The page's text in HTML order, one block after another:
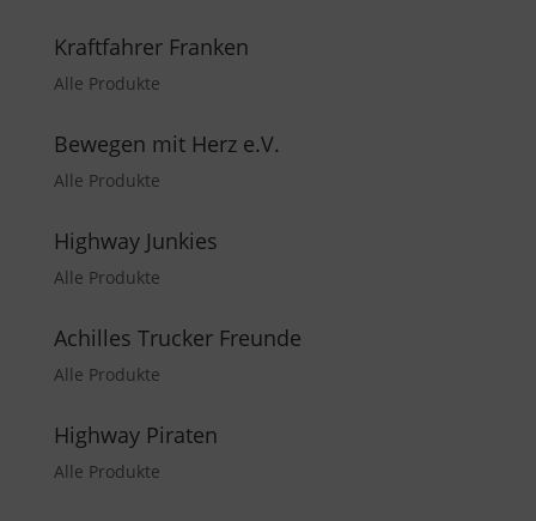
Kraftfahrer Franken
Alle Produkte
Bewegen mit Herz e.V.
Alle Produkte
Highway Junkies
Alle Produkte
Achilles Trucker Freunde
Alle Produkte
Highway Piraten
Alle Produkte